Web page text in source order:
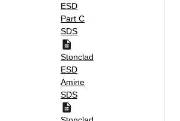
ESD
Part C
SDS
Stonclad
ESD
Amine
SDS